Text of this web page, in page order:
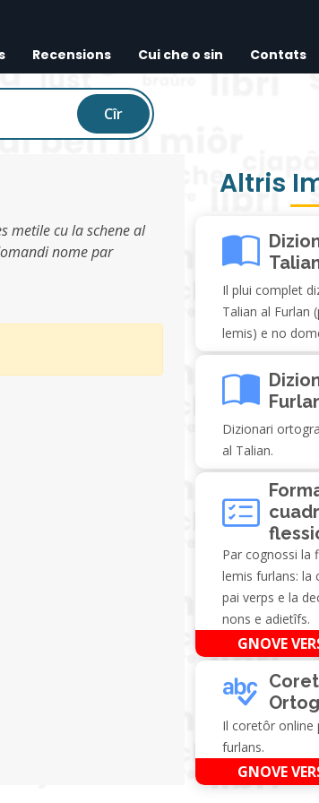
Recensions Cui che o sin Contats
Cîr
metile cu la schene al
nome par
Altris
Il plui complet
Talian al Furlan
lemis) e no
Dizionari
al Talian.
Par cognossi la
lemis furlans: la
pai verps e la
nons e adietîfs.
GNOVE
Il coretôr online
furlans.
GNOVE